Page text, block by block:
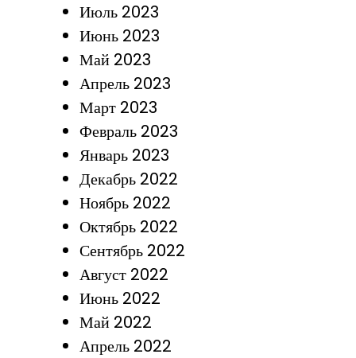
Июль 2023
Июнь 2023
Май 2023
Апрель 2023
Март 2023
Февраль 2023
Январь 2023
Декабрь 2022
Ноябрь 2022
Октябрь 2022
Сентябрь 2022
Август 2022
Июнь 2022
Май 2022
Апрель 2022